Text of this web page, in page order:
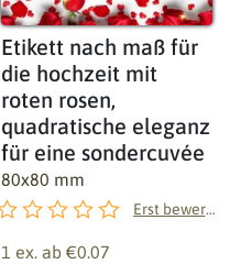
Etikett nach maß für
die hochzeit mit
roten rosen,
quadratische eleganz
für eine sondercuvée
80x80 mm
Erst bewerten!
1 ex. ab €0.07